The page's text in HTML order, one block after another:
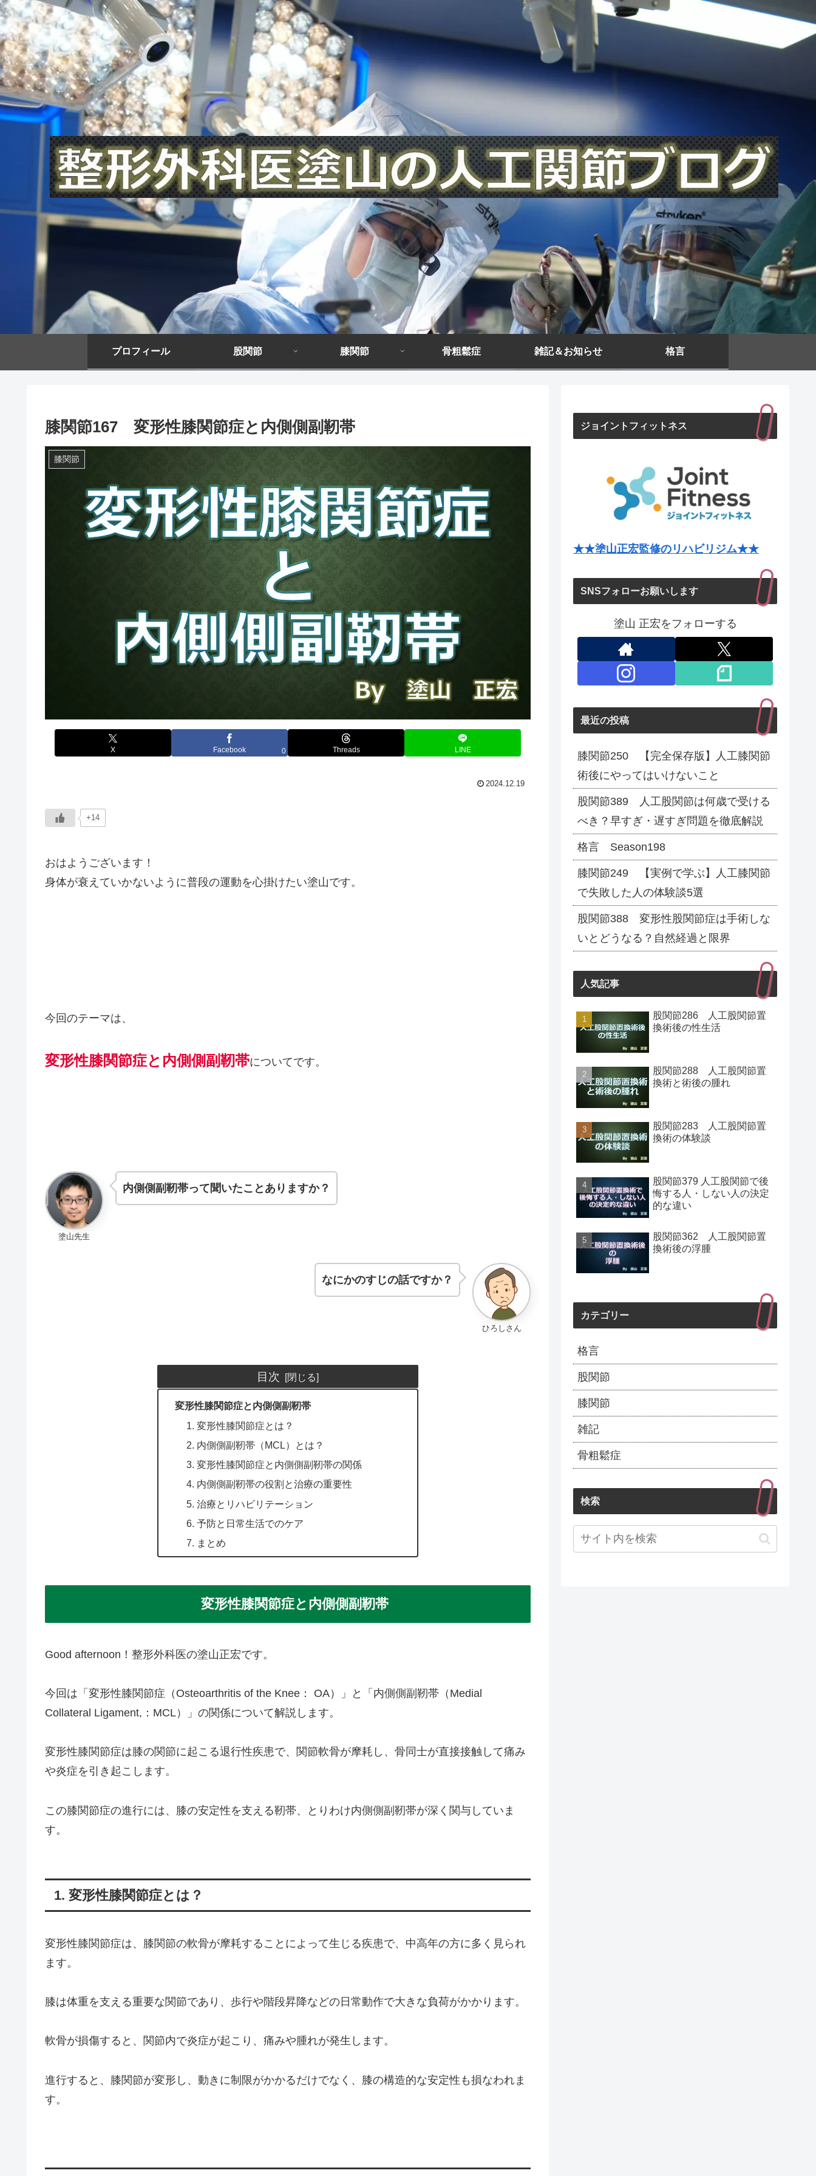
プロフィール 股関節 膝関節 骨粗鬆症 雑記＆お知らせ 格言
膝関節167 変形性膝関節症と内側側副靭帯
膝関節
X Facebook 0 Threads LINE
2024.12.19
+14
おはようございます！
身体が衰えていかないように普段の運動を心掛けたい塗山です。
今回のテーマは、
変形性膝関節症と内側側副靭帯についてです。
塗山先生
内側側副靭帯って聞いたことありますか？
ひろしさん
なにかのすじの話ですか？
目次
変形性膝関節症と内側側副靭帯
1. 変形性膝関節症とは？
2. 内側側副靭帯（MCL）とは？
3. 変形性膝関節症と内側側副靭帯の関係
4. 内側側副靭帯の役割と治療の重要性
5. 治療とリハビリテーション
6. 予防と日常生活でのケア
7. まとめ
変形性膝関節症と内側側副靭帯
Good afternoon！整形外科医の塗山正宏です。
今回は「変形性膝関節症（Osteoarthritis of the Knee： OA）」と「内側側副靭帯（Medial
Collateral Ligament,：MCL）」の関係について解説します。
変形性膝関節症は膝の関節に起こる退行性疾患で、関節軟骨が摩耗し、骨同士が直接接触して痛み
や炎症を引き起こします。
この膝関節症の進行には、膝の安定性を支える靭帯、とりわけ内側側副靭帯が深く関与していま
す。
1. 変形性膝関節症とは？
変形性膝関節症は、膝関節の軟骨が摩耗することによって生じる疾患で、中高年の方に多く見られ
ます。
膝は体重を支える重要な関節であり、歩行や階段昇降などの日常動作で大きな負荷がかかります。
軟骨が損傷すると、関節内で炎症が起こり、痛みや腫れが発生します。
進行すると、膝関節が変形し、動きに制限がかかるだけでなく、膝の構造的な安定性も損なわれま
す。
ジョイントフィットネス
★★塗山正宏監修のリハビリジム★★
SNSフォローお願いします
塗山 正宏をフォローする
最近の投稿
膝関節250 【完全保存版】人工膝関節
術後にやってはいけないこと
股関節389 人工股関節は何歳で受ける
べき？早すぎ・遅すぎ問題を徹底解説
格言 Season198
膝関節249 【実例で学ぶ】人工膝関節
で失敗した人の体験談5選
股関節388 変形性股関節症は手術しな
いとどうなる？自然経過と限界
人気記事
股関節286 人工股関節置
換術後の性生活
股関節288 人工股関節置
換術と術後の腫れ
股関節283 人工股関節置
換術の体験談
股関節379 人工股関節で後
悔する人・しない人の決定
的な違い
股関節362 人工股関節置
換術後の浮腫
カテゴリー
格言
股関節
膝関節
雑記
骨粗鬆症
検索